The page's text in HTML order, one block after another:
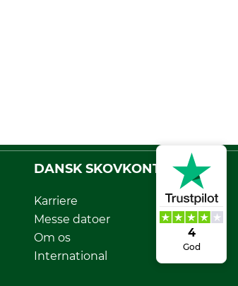
4
God
DANSK SKOVKONTOR
Karriere
Messe datoer
Om os
International